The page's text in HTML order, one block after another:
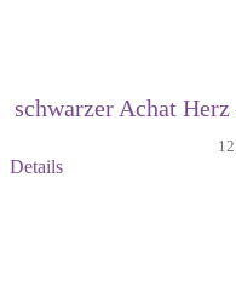
schwarzer Achat
Details